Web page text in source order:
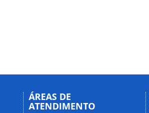
ÁREAS DE
ATENDIMENTO